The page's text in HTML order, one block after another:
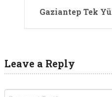
Gaziantep Tek
Leave a Reply